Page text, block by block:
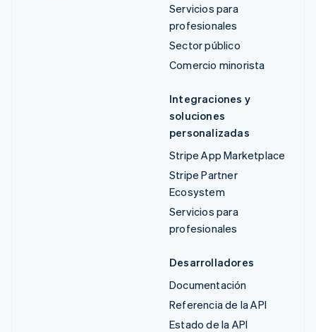
Servicios para
profesionales
Sector público
Comercio minorista
Integraciones y
soluciones
personalizadas
Stripe App Marketplace
Stripe Partner
Ecosystem
Servicios para
profesionales
Desarrolladores
Documentación
Referencia de la API
Estado de la API